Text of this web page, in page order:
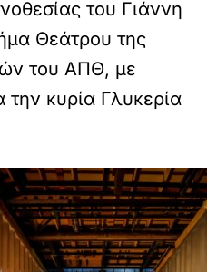
του Γιάννη
Θεάτρου της
του ΑΠΘ, με
την κυρία Γλυκερία